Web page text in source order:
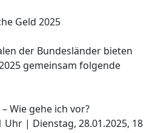
Geld 2025
der Bundesländer bieten
gemeinsam folgende
Wie gehe ich vor?
Uhr | Dienstag, 28.01.2025, 18